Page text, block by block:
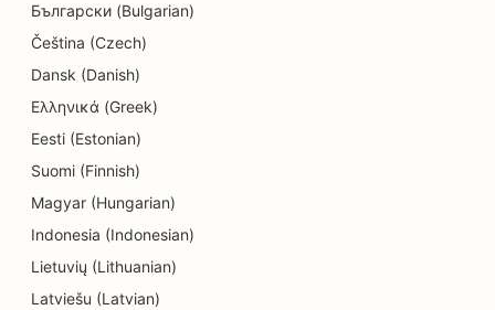
SEO para lavanderias
SEO para eletricistas
SEO para lojas de eletrônicos
SEO para creches
SEO para endodontistas
SEO para entretenimento e recreação
Български (Bulgarian)
Čeština (Czech)
Dansk (Danish)
Ελληνικά (Greek)
Eesti (Estonian)
Suomi (Finnish)
Magyar (Hungarian)
Indonesia (Indonesian)
Lietuvių (Lithuanian)
Latviešu (Latvian)